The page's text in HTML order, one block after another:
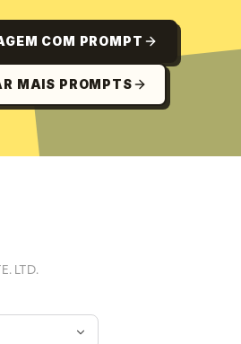
COM PROMPT
MAIS PROMPTS
LTD.